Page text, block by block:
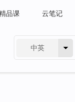
品课 云笔记
中英